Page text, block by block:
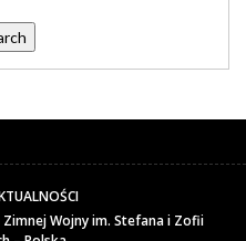
Zimnej Wojny im. Stefana i Zofii